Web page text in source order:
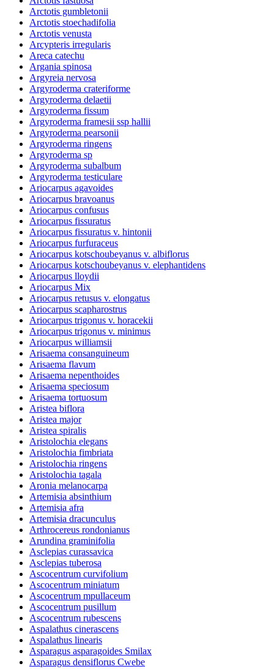
Arctotis gumbletonii
Arctotis stoechadifolia
Arctotis venusta
Arcypteris irregularis
Areca catechu
Argania spinosa
Argyreia nervosa
Argyroderma crateriforme
Argyroderma delaetii
Argyroderma fissum
Argyroderma framesii ssp hallii
Argyroderma pearsonii
Argyroderma ringens
Argyroderma sp
Argyroderma subalbum
Argyroderma testiculare
Ariocarpus agavoides
Ariocarpus bravoanus
Ariocarpus confusus
Ariocarpus fissuratus
Ariocarpus fissuratus v. hintonii
Ariocarpus furfuraceus
Ariocarpus kotschoubeyanus v. albiflorus
Ariocarpus kotschoubeyanus v. elephantidens
Ariocarpus lloydii
Ariocarpus Mix
Ariocarpus retusus v. elongatus
Ariocarpus scapharostrus
Ariocarpus trigonus v. horacekii
Ariocarpus trigonus v. minimus
Ariocarpus williamsii
Arisaema consanguineum
Arisaema flavum
Arisaema nepenthoides
Arisaema speciosum
Arisaema tortuosum
Aristea biflora
Aristea major
Aristea spiralis
Aristolochia elegans
Aristolochia fimbriata
Aristolochia ringens
Aristolochia tagala
Aronia melanocarpa
Artemisia absinthium
Artemisia afra
Artemisia dracunculus
Arthrocereus rondonianus
Arundina graminifolia
Asclepias curassavica
Asclepias tuberosa
Ascocentrum curvifolium
Ascocentrum miniatum
Ascocentrum mpullaceum
Ascocentrum pusillum
Ascocentrum rubescens
Aspalathus cinerascens
Aspalathus linearis
Asparagus asparagoides Smilax
Asparagus densiflorus Cwebe